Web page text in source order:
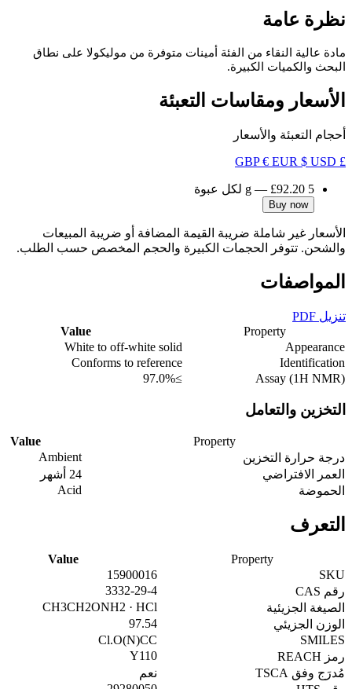
نظرة عامة
مادة عالية النقاء من الفئة أمينات متوفرة من موليكولا على نطاق
البحث والكميات الكبيرة.
الأسعار ومقاسات التعبئة
أحجام التعبئة والأسعار
£ GBP
€ EUR $ USD
5 g
— £92.20 لكل عبوة
Buy now
الأسعار غير شاملة ضريبة القيمة المضافة أو ضريبة المبيعات
والشحن. تتوفر الحجمات الكبيرة والحجم المخصص حسب الطلب.
المواصفات
تنزيل PDF
Property
Value
Appearance
White to off-white solid
Identification
Conforms to reference
Assay (1H NMR)
≥97.0%
التخزين والتعامل
Property
Value
درجة حرارة التخزين
Ambient
العمر الافتراضي
24 أشهر
الحموضة
Acid
التعرف
Property
Value
SKU
15900016
رقم CAS
3332-29-4
الصيغة الجزيئية
CH3CH2ONH2 · HCl
الوزن الجزيئي
97.54
SMILES
Cl.O(N)CC
رمز REACH
Y110
مُدرَج وفق TSCA
نعم